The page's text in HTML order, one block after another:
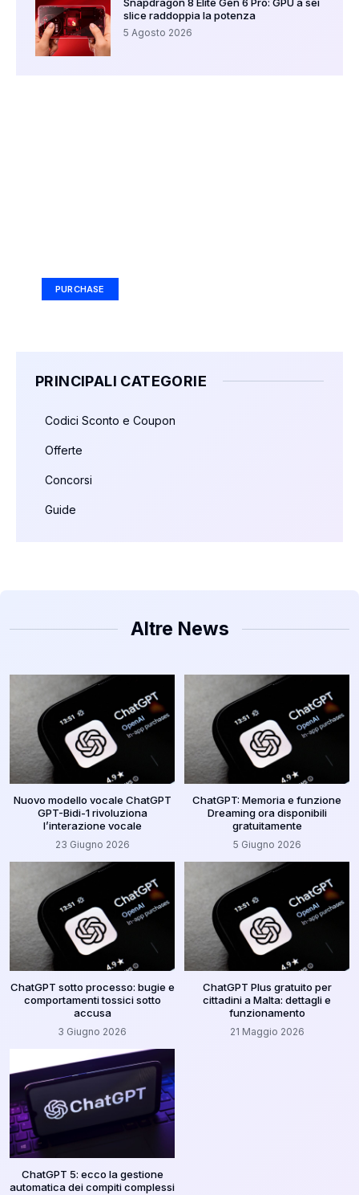
Snapdragon 8 Elite Gen 6 Pro: GPU a sei
slice raddoppia la potenza
5 Agosto 2026
PURCHASE
PRINCIPALI CATEGORIE
Codici Sconto e Coupon
Offerte
Concorsi
Guide
Altre News
Nuovo modello vocale ChatGPT
GPT-Bidi-1 rivoluziona
l’interazione vocale
23 Giugno 2026
ChatGPT: Memoria e funzione
Dreaming ora disponibili
gratuitamente
5 Giugno 2026
ChatGPT sotto processo: bugie e
comportamenti tossici sotto
accusa
3 Giugno 2026
ChatGPT Plus gratuito per
cittadini a Malta: dettagli e
funzionamento
21 Maggio 2026
ChatGPT 5: ecco la gestione
automatica dei compiti complessi